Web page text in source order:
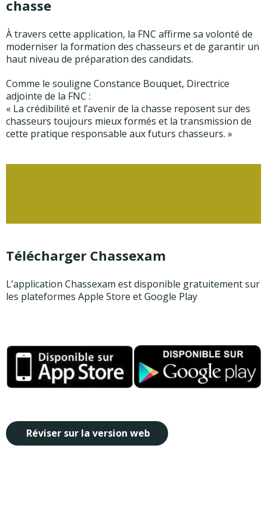
chasse
À travers cette application, la FNC affirme sa volonté de
moderniser la formation des chasseurs et de garantir un
haut niveau de préparation des candidats.
Comme le souligne Constance Bouquet, Directrice
adjointe de la FNC :
« La crédibilité et l’avenir de la chasse reposent sur des
chasseurs toujours mieux formés et la transmission de
cette pratique responsable aux futurs chasseurs. »
Télécharger Chassexam
L’application Chassexam est disponible gratuitement sur
les plateformes Apple Store et Google Play
Réviser sur la version web